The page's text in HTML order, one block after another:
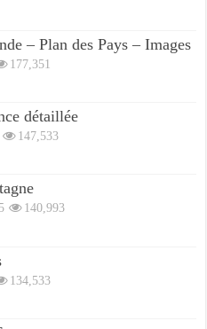
– Plan des Pays – Images
177,351
détaillée
147,533
140,993
134,533